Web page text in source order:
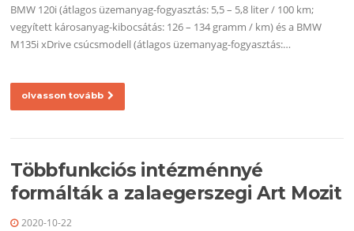
BMW 120i (átlagos üzemanyag-fogyasztás: 5,5 – 5,8 liter / 100 km;
vegyített károsanyag-kibocsátás: 126 – 134 gramm / km) és a BMW
M135i xDrive csúcsmodell (átlagos üzemanyag-fogyasztás:…
olvasson tovább
Többfunkciós intézménnyé
formálták a zalaegerszegi Art Mozit
2020-10-22